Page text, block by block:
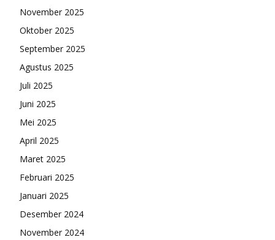
November 2025
Oktober 2025
September 2025
Agustus 2025
Juli 2025
Juni 2025
Mei 2025
April 2025
Maret 2025
Februari 2025
Januari 2025
Desember 2024
November 2024